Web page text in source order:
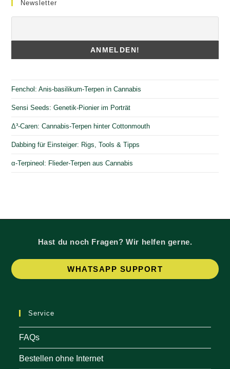
Newsletter
Fenchol: Anis-basilikum-Terpen in Cannabis
Sensi Seeds: Genetik-Pionier im Porträt
Δ³-Caren: Cannabis-Terpen hinter Cottonmouth
Dabbing für Einsteiger: Rigs, Tools & Tipps
α-Terpineol: Flieder-Terpen aus Cannabis
Hast du noch Fragen? Wir helfen gerne.
WHATSAPP SUPPORT
Service
FAQs
Bestellen ohne Internet